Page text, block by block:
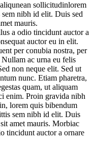
sollicitudinlorem
nibh id elit. Duis sed
mauris.
a odio tincidunt auctor a
auctor eu in elit.
per conubia nostra, per
ac urna eu felis
non neque elit. Sed ut
nunc. Etiam pharetra,
quam, ut aliquam
enim. Proin gravida nibh
lorem quis bibendum
sem nibh id elit. Duis
amet mauris. Morbiac
tincidunt auctor a ornare